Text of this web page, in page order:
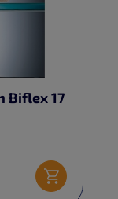
Biflex 17
Ajouter au